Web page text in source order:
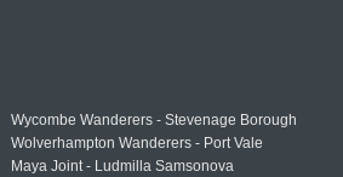
Wycombe Wanderers - Stevenage Borough
Wolverhampton Wanderers - Port Vale
Maya Joint - Ludmilla Samsonova